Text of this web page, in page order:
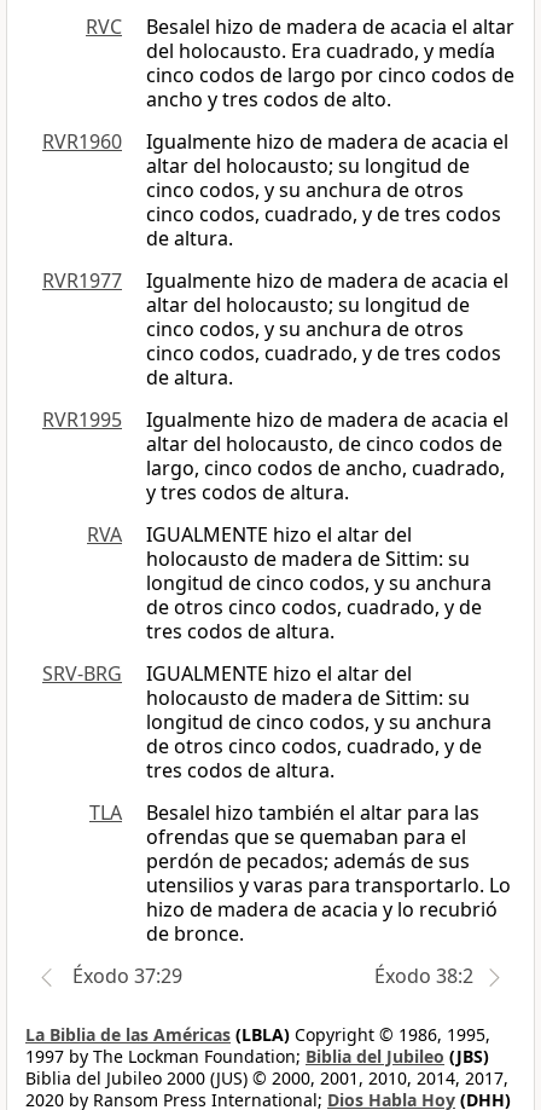
RVC
Besalel hizo de madera de acacia el altar
del holocausto. Era cuadrado, y medía
cinco codos de largo por cinco codos de
ancho y tres codos de alto.
RVR1960
Igualmente hizo de madera de acacia el
altar del holocausto; su longitud de
cinco codos, y su anchura de otros
cinco codos, cuadrado, y de tres codos
de altura.
RVR1977
Igualmente hizo de madera de acacia el
altar del holocausto; su longitud de
cinco codos, y su anchura de otros
cinco codos, cuadrado, y de tres codos
de altura.
RVR1995
Igualmente hizo de madera de acacia el
altar del holocausto, de cinco codos de
largo, cinco codos de ancho, cuadrado,
y tres codos de altura.
RVA
IGUALMENTE hizo el altar del
holocausto de madera de Sittim: su
longitud de cinco codos, y su anchura
de otros cinco codos, cuadrado, y de
tres codos de altura.
SRV-BRG
IGUALMENTE hizo el altar del
holocausto de madera de Sittim: su
longitud de cinco codos, y su anchura
de otros cinco codos, cuadrado, y de
tres codos de altura.
TLA
Besalel hizo también el altar para las
ofrendas que se quemaban para el
perdón de pecados; además de sus
utensilios y varas para transportarlo. Lo
hizo de madera de acacia y lo recubrió
de bronce.
Éxodo 37:29
Éxodo 38:2
La Biblia de las Américas (LBLA) Copyright © 1986, 1995,
1997 by The Lockman Foundation; Biblia del Jubileo (JBS)
Biblia del Jubileo 2000 (JUS) © 2000, 2001, 2010, 2014, 2017,
2020 by Ransom Press International; Dios Habla Hoy (DHH)